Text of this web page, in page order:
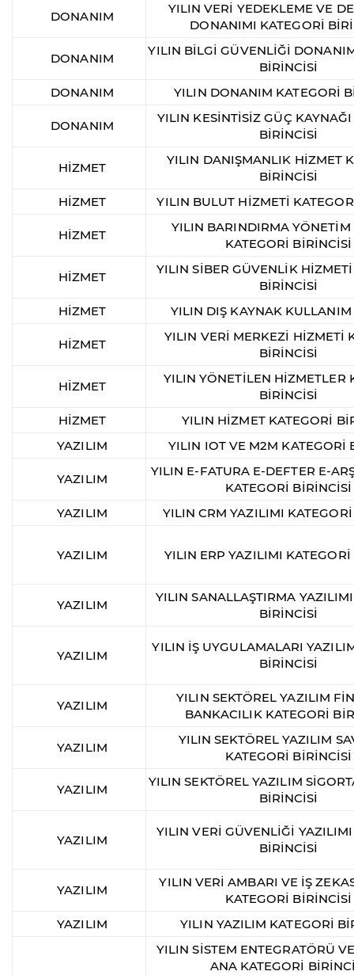
DONANIM
YILIN VERİ YEDEKLEME VE
DONANIMI KATEGORİ
DONANIM
YILIN BİLGİ GÜVENLİĞİ
BİRİNCİSİ
DONANIM
YILIN DONANIM KATEGORİ
DONANIM
YILIN KESİNTİSİZ GÜÇ
BİRİNCİSİ
HİZMET
YILIN DANIŞMANLIK HİZMET
BİRİNCİSİ
HİZMET
YILIN BULUT HİZMETİ
HİZMET
YILIN BARINDIRMA
KATEGORİ BİRİNCİSİ
HİZMET
YILIN SİBER GÜVENLİK
BİRİNCİSİ
HİZMET
YILIN DIŞ KAYNAK
HİZMET
YILIN VERİ MERKEZİ HİZMETİ
BİRİNCİSİ
HİZMET
YILIN YÖNETİLEN HİZMETLER
BİRİNCİSİ
HİZMET
YILIN HİZMET KATEGORİ
YAZILIM
YILIN IOT VE M2M KATEGORİ
YAZILIM
YILIN E-FATURA E-DEFTER E-
KATEGORİ BİRİNCİSİ
YAZILIM
YILIN CRM YAZILIMI
YAZILIM YILIN ERP YAZILIMI
YAZILIM
YILIN SANALLAŞTIRMA
BİRİNCİSİ
YAZILIM
YILIN İŞ UYGULAMALARI
BİRİNCİSİ
YAZILIM
YILIN SEKTÖREL YAZILIM
BANKACILIK KATEGORİ
YAZILIM
YILIN SEKTÖREL YAZILIM
KATEGORİ BİRİNCİSİ
YAZILIM
YILIN SEKTÖREL YAZILIM
BİRİNCİSİ
YAZILIM
YILIN VERİ GÜVENLİĞİ
BİRİNCİSİ
YAZILIM
YILIN VERİ AMBARI VE İŞ
KATEGORİ BİRİNCİSİ
YAZILIM
YILIN YAZILIM KATEGORİ
YILIN SİSTEM ENTEGRATÖRÜ
ANA KATEGORİ